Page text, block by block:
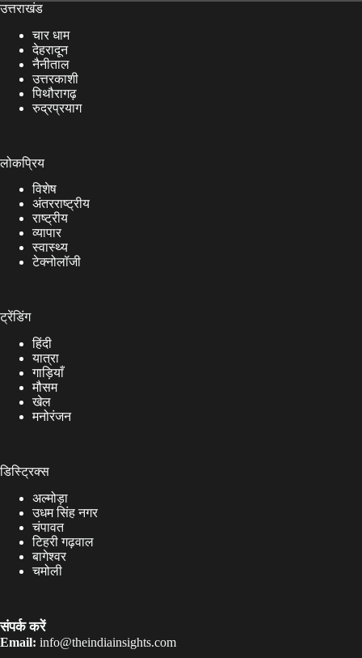
उत्तराखंड
चार धाम
देहरादून
नैनीताल
उत्तरकाशी
पिथौरागढ़
रुद्रप्रयाग
लोकप्रिय
विशेष
अंतरराष्ट्रीय
राष्ट्रीय
व्यापार
स्वास्थ्य
टेक्नोलॉजी
ट्रेंडिंग
हिंदी
यात्रा
गाड़ियाँ
मौसम
खेल
मनोरंजन
डिस्ट्रिक्स
अल्मोड़ा
उधम सिंह नगर
चंपावत
टिहरी गढ़वाल
बागेश्वर
चमोली
संपर्क करें
Email: info@theindiainsights.com